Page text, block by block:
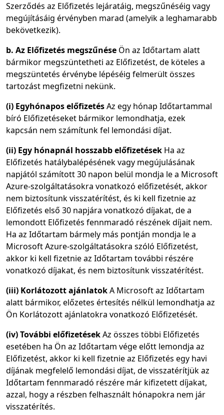
Szerződés az Előfizetés lejáratáig, megszűnéséig vagy
megújításáig érvényben marad (amelyik a leghamarabb
bekövetkezik).
b. Az Előfizetés megszűnése Ön az Időtartam alatt
bármikor megszüntetheti az Előfizetést, de köteles a
megszüntetés érvénybe lépéséig felmerült összes
tartozást megfizetni nekünk.
(i) Egyhónapos előfizetésAz egy hónap Időtartammal
bíró Előfizetéseket bármikor lemondhatja, ezek
kapcsán nem számítunk fel lemondási díjat.
(ii) Egy hónapnál hosszabb előfizetések Ha az
Előfizetés hatálybalépésének vagy megújulásának
napjától számított 30 napon belül mondja le a Microsoft
Azure-szolgáltatásokra vonatkozó előfizetését, akkor
nem biztosítunk visszatérítést, és ki kell fizetnie az
Előfizetés első 30 napjára vonatkozó díjakat, de a
lemondott Előfizetés fennmaradó részének díjait nem.
Ha az Időtartam bármely más pontján mondja le a
Microsoft Azure-szolgáltatásokra szóló Előfizetést,
akkor ki kell fizetnie az Időtartam további részére
vonatkozó díjakat, és nem biztosítunk visszatérítést.
(iii) Korlátozott ajánlatokA Microsoft az Időtartam
alatt bármikor, előzetes értesítés nélkül lemondhatja az
Ön Korlátozott ajánlatokra vonatkozó Előfizetését.
(iv) További előfizetésekAz összes többi Előfizetés
esetében ha Ön az Időtartam vége előtt lemondja az
Előfizetést, akkor ki kell fizetnie az Előfizetés egy havi
díjának megfelelő lemondási díjat, de visszatérítjük az
Időtartam fennmaradó részére már kifizetett díjakat,
azzal, hogy a részben felhasznált hónapokra nem jár
visszatérítés.